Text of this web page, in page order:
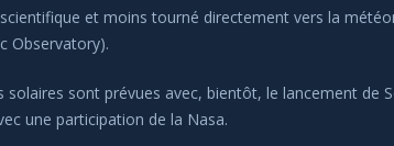
et moins tourné directement vers la
Observatory).
solaires sont prévues avec, bientôt, le lancement de
une participation de la Nasa.